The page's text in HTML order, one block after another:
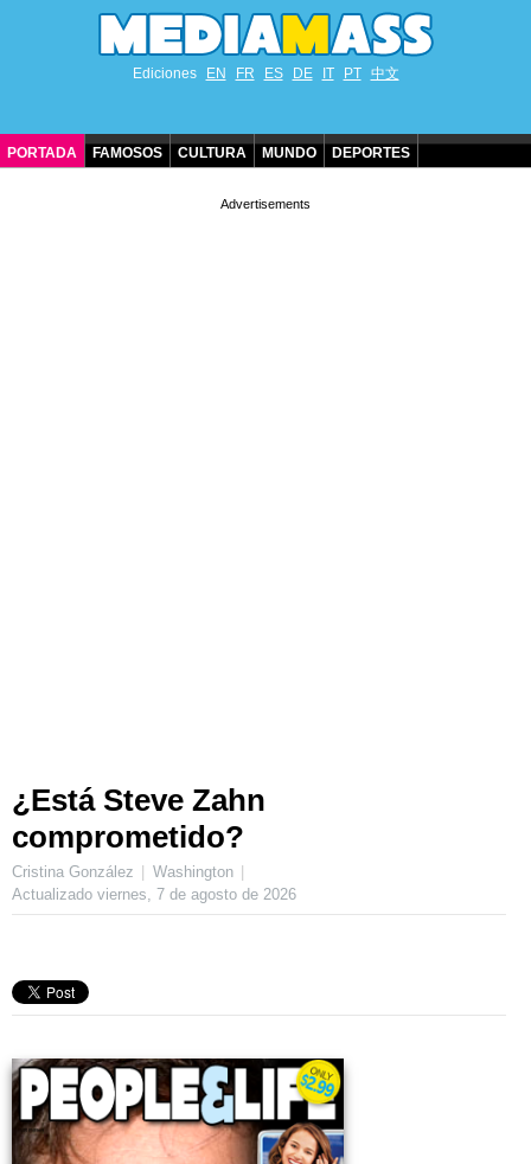
Ediciones EN FR ES DE IT PT 中文
PORTADA FAMOSOS CULTURA MUNDO DEPORTES
¿Está Steve Zahn
comprometido?
Cristina González
Washington
Actualizado viernes, 7 de agosto de 2026